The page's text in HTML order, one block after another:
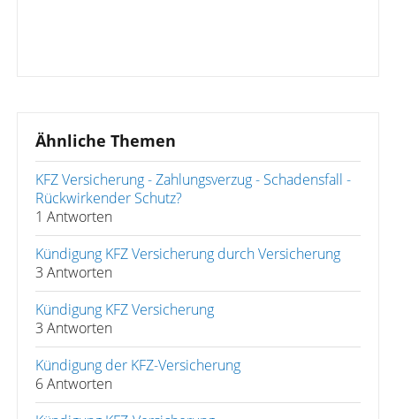
Ähnliche Themen
KFZ Versicherung - Zahlungsverzug - Schadensfall -
Rückwirkender Schutz?
1 Antworten
Kündigung KFZ Versicherung durch Versicherung
3 Antworten
Kündigung KFZ Versicherung
3 Antworten
Kündigung der KFZ-Versicherung
6 Antworten